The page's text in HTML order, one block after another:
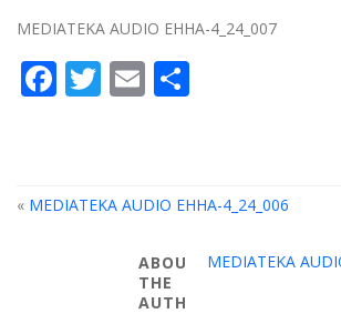
MEDIATEKA AUDIO EHHA-4_24_007
Facebook
Twitter
Email
« MEDIATEKA AUDIO EHHA-4_24_006
MEDIATEKA
ABOUT
THE
AUTHOR